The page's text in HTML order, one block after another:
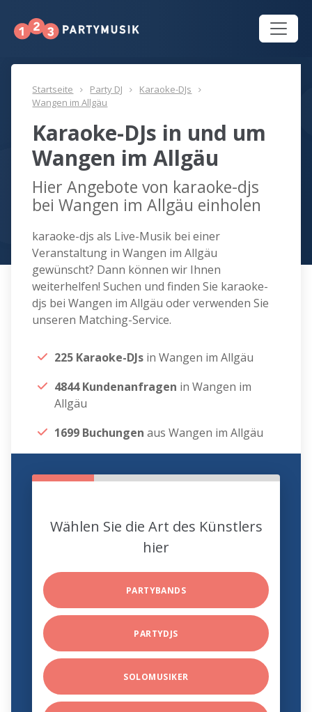
Startseite Party DJ
Karaoke-DJs
Wangen im Allgäu
Karaoke-DJs in und um
Wangen im Allgäu
Hier Angebote von karaoke-djs
bei Wangen im Allgäu einholen
karaoke-djs als Live-Musik bei einer
Veranstaltung in Wangen im Allgäu
gewünscht? Dann können wir Ihnen
weiterhelfen! Suchen und finden Sie karaoke-
djs bei Wangen im Allgäu oder verwenden Sie
unseren Matching-Service.
225 Karaoke-DJs in Wangen im Allgäu
4844 Kundenanfragen in Wangen im
Allgäu
1699 Buchungen aus Wangen im Allgäu
Wählen Sie die Art des Künstlers
hier
PARTYBANDS
PARTYDJS
SOLOMUSIKER